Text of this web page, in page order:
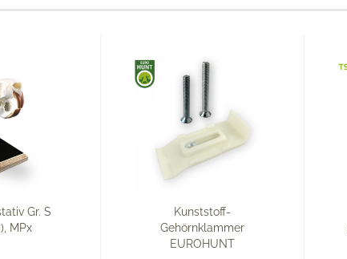
Gr. S
MPx
Kunststoff-
Gehörnklammer
EUROHUNT